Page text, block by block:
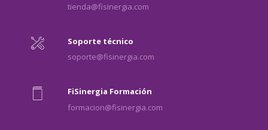
tienda@fisinergia.com
Soporte técnico
soporte@fisinergia.com
FiSinergia Formación
formacion@fisinergia.com